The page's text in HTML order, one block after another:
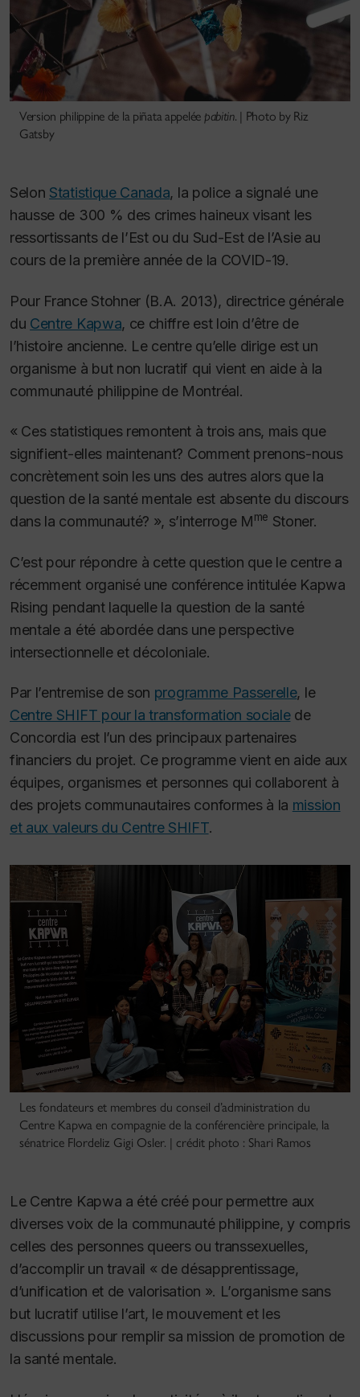
Version philippine de la piñata appelée pabitin. | Photo by Riz
Gatsby
Selon Statistique Canada, la police a signalé une
hausse de 300 % des crimes haineux visant les
ressortissants de l’Est ou du Sud-Est de l’Asie au
cours de la première année de la COVID-19.
Pour France Stohner (B.A. 2013), directrice générale
du Centre Kapwa, ce chiffre est loin d’être de
l’histoire ancienne. Le centre qu’elle dirige est un
organisme à but non lucratif qui vient en aide à la
communauté philippine de Montréal.
« Ces statistiques remontent à trois ans, mais que
signifient-elles maintenant? Comment prenons-nous
concrètement soin les uns des autres alors que la
question de la santé mentale est absente du discours
dans la communauté? », s’interroge Mme Stoner.
C’est pour répondre à cette question que le centre a
récemment organisé une conférence intitulée Kapwa
Rising pendant laquelle la question de la santé
mentale a été abordée dans une perspective
intersectionnelle et décoloniale.
Par l’entremise de son programme Passerelle, le
Centre SHIFT pour la transformation socialede
Concordia est l’un des principaux partenaires
financiers du projet. Ce programme vient en aide aux
équipes, organismes et personnes qui collaborent à
des projets communautaires conformes à la mission
et aux valeurs du Centre SHIFT.
Les fondateurs et membres du conseil d’administration du
Centre Kapwa en compagnie de la conférencière principale, la
sénatrice Flordeliz Gigi Osler. | crédit photo : Shari Ramos
Le Centre Kapwa a été créé pour permettre aux
diverses voix de la communauté philippine, y compris
celles des personnes queers ou transsexuelles,
d’accomplir un travail « de désapprentissage,
d’unification et de valorisation ». L’organisme sans
but lucratif utilise l’art, le mouvement et les
discussions pour remplir sa mission de promotion de
la santé mentale.